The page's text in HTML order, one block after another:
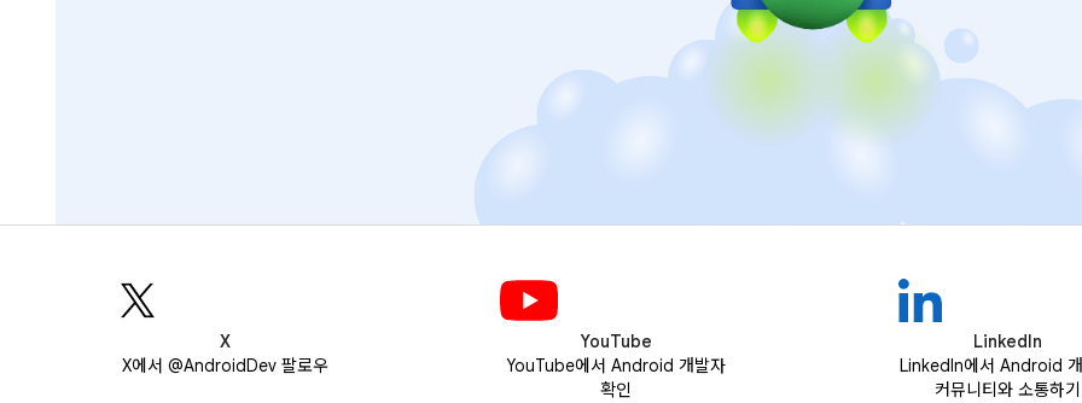
X
X에서 @AndroidDev 팔로우
YouTube
YouTube에서 Android 개발자
확인
LinkedIn
LinkedIn에서 Android
커뮤니티와 소통하기